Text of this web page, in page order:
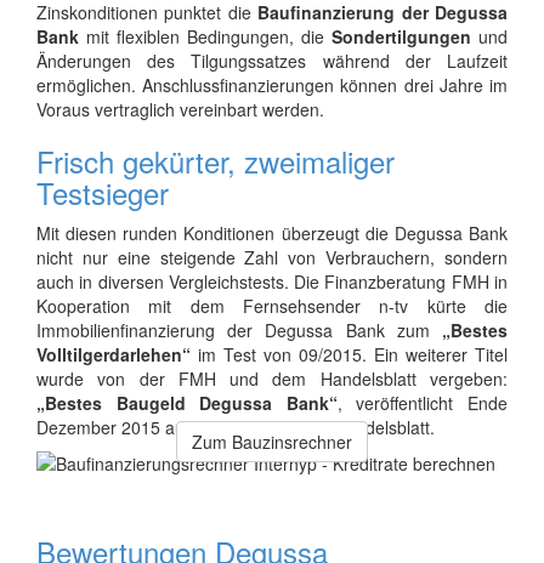
Zinskonditionen punktet die Baufinanzierung der Degussa
Bank mit flexiblen Bedingungen, die Sondertilgungen und
Änderungen des Tilgungssatzes während der Laufzeit
ermöglichen. Anschlussfinanzierungen können drei Jahre im
Voraus vertraglich vereinbart werden.
Frisch gekürter, zweimaliger
Testsieger
Mit diesen runden Konditionen überzeugt die Degussa Bank
nicht nur eine steigende Zahl von Verbrauchern, sondern
auch in diversen Vergleichstests. Die Finanzberatung FMH in
Kooperation mit dem Fernsehsender n-tv kürte die
Immobilienfinanzierung der Degussa Bank zum „Bestes
Volltilgerdarlehen“ im Test von 09/2015. Ein weiterer Titel
wurde von der FMH und dem Handelsblatt vergeben:
„Bestes Baugeld Degussa Bank“, veröffentlicht Ende
Dezember 2015 auf der Webseite des Handelsblatt.
Zum Bauzinsrechner
Bewertungen Degussa